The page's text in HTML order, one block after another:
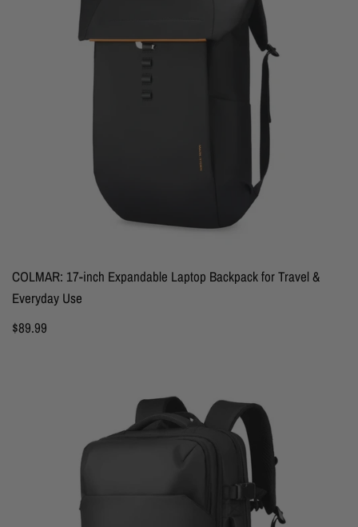
COLMAR: 17-inch Expandable Laptop Backpack for Travel &
Everyday Use
$89.99